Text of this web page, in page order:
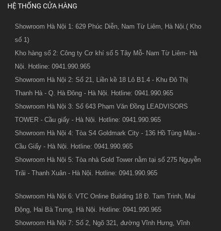
HỆ THỐNG CỬA HÀNG
Showroom Hà Nội 1: 629 Phúc Diễn, Nam Từ Liêm, Hà Nội.( Kho
số 1)
Kho hàng số 2: Công ty Cơ khí số 5 Tây Mỗ- Nam Từ Liêm- Hà
Nội. Hotline: 0941.990.965
Showroom Hà Nội 2: Số 21, Liền kề 18 Lô B1.4 - Khu Đô Thị
Thanh Hà - Q. Hà Đông - Hà Nội. Hotline: 0941.990.965
Showroom Hà Nội 3: Số 643 Phạm Văn Đồng LEADVISORS
TOWER - Cầu giấy - Hà Nội. Hotline: 0941.990.965
Showroom Hà Nội 4: Tòa S4 Goldmark City - 136 Hồ Tùng Mậu -
Cầu Giấy - Hà Nội. Hotline: 0941.990.965
Showroom Hà Nội 5: Tòa nhà Gold Tower nằm tại số 275 Nguyễn
Trãi - Thanh Xuân - Hà Nội. Hotline: 0941.990.965
Showroom Hà Nội 6: VTC Online Building 18 Đ. Tam Trinh, Mai
Động, Hai Bà Trưng, Hà Nội. Hotline: 0941.990.965
Showroom Hà Nội 7: Số 2, Ngõ 321, đường Vĩnh Hưng, Vĩnh